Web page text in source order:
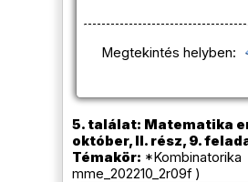
Megtekintés helyben:
5. találat: Matematika
október, II. rész, 9.
Témakör:
mme_202210_2r09f )